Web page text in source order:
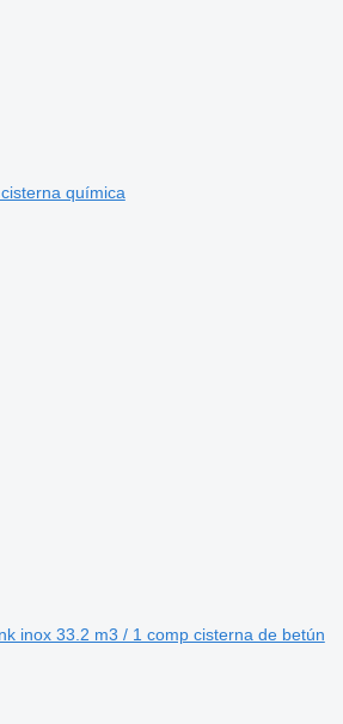
química
inox 33.2 m3 / 1 comp cisterna de betún